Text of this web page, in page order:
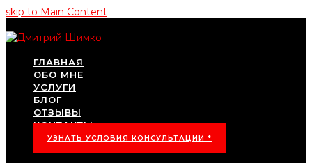
skip to Main Content
ГЛАВНАЯ
ОБО МНЕ
УСЛУГИ
БЛОГ
ОТЗЫВЫ
КОНТАКТЫ
УЗНАТЬ УСЛОВИЯ КОНСУЛЬТАЦИИ *